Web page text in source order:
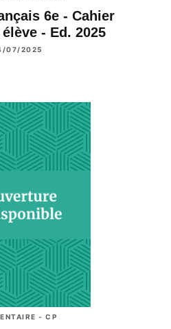
6e - Cahier
- Ed. 2025
07/2025
- CP